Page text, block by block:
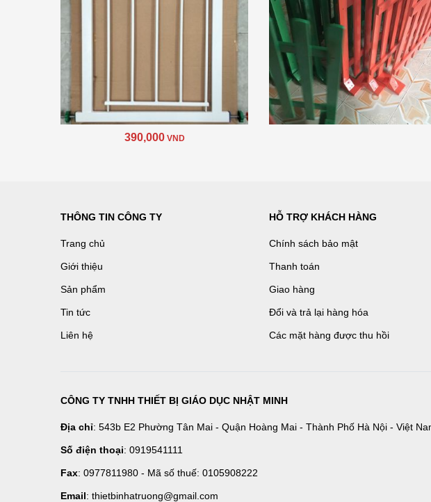
390,000 VND
THÔNG TIN CÔNG TY
Trang chủ
Giới thiệu
Sản phẩm
Tin tức
Liên hệ
HỖ TRỢ KHÁCH HÀNG
Chính sách bảo mật
Thanh toán
Giao hàng
Đổi và trả lại hàng hóa
Các mặt hàng được thu hồi
CÔNG TY TNHH THIẾT BỊ GIÁO DỤC NHẬT MINH
Địa chỉ: 543b E2 Phường Tân Mai - Quận Hoàng Mai - Thành Phố Hà Nội - Việt
Số điện thoại: 0919541111
Fax: 0977811980 - Mã số thuế: 0105908222
Email: thietbinhatruong@gmail.com